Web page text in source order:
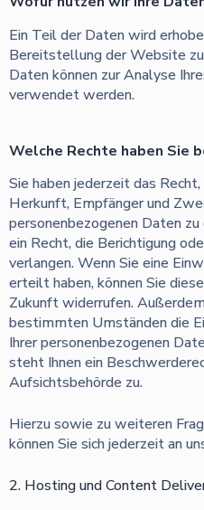
Ein Teil der Daten wird
Bereitstellung der Website
Daten können zur Analyse
verwendet werden.
Welche Rechte haben Sie
Sie haben jederzeit das
Herkunft, Empfänger und
personenbezogenen Daten
ein Recht, die Berichtigung
verlangen. Wenn Sie eine
erteilt haben, können Sie
Zukunft widerrufen.
bestimmten Umständen die
Ihrer personenbezogenen
steht Ihnen ein
Aufsichtsbehörde zu.
Hierzu sowie zu weiteren
können Sie sich jederzeit an
2. Hosting und Content